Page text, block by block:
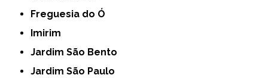
Freguesia do Ó
Imirim
Jardim São Bento
Jardim São Paulo